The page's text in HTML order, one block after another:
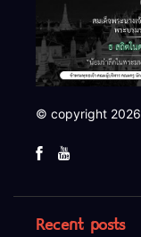
© copyright 2026
Recent posts